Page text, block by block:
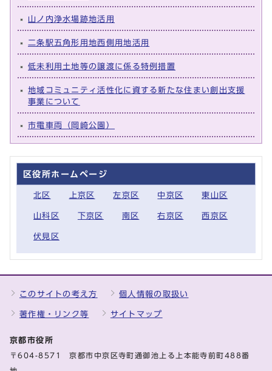
山ノ内浄水場跡地活用
二条駅五角形用地西側用地活用
低未利用土地等の譲渡に係る特例措置
地域コミュニティ活性化に資する新たな住まい創出支援
事業について
市電車両（岡崎公園）
区役所ホームページ
北区 上京区 左京区 中京区 東山区
山科区 下京区 南区 右京区 西京区
伏見区
このサイトの考え方 個人情報の取扱い
著作権・リンク等 サイトマップ
京都市役所
〒604-8571 京都市中京区寺町通御池上る上本能寺前町488番